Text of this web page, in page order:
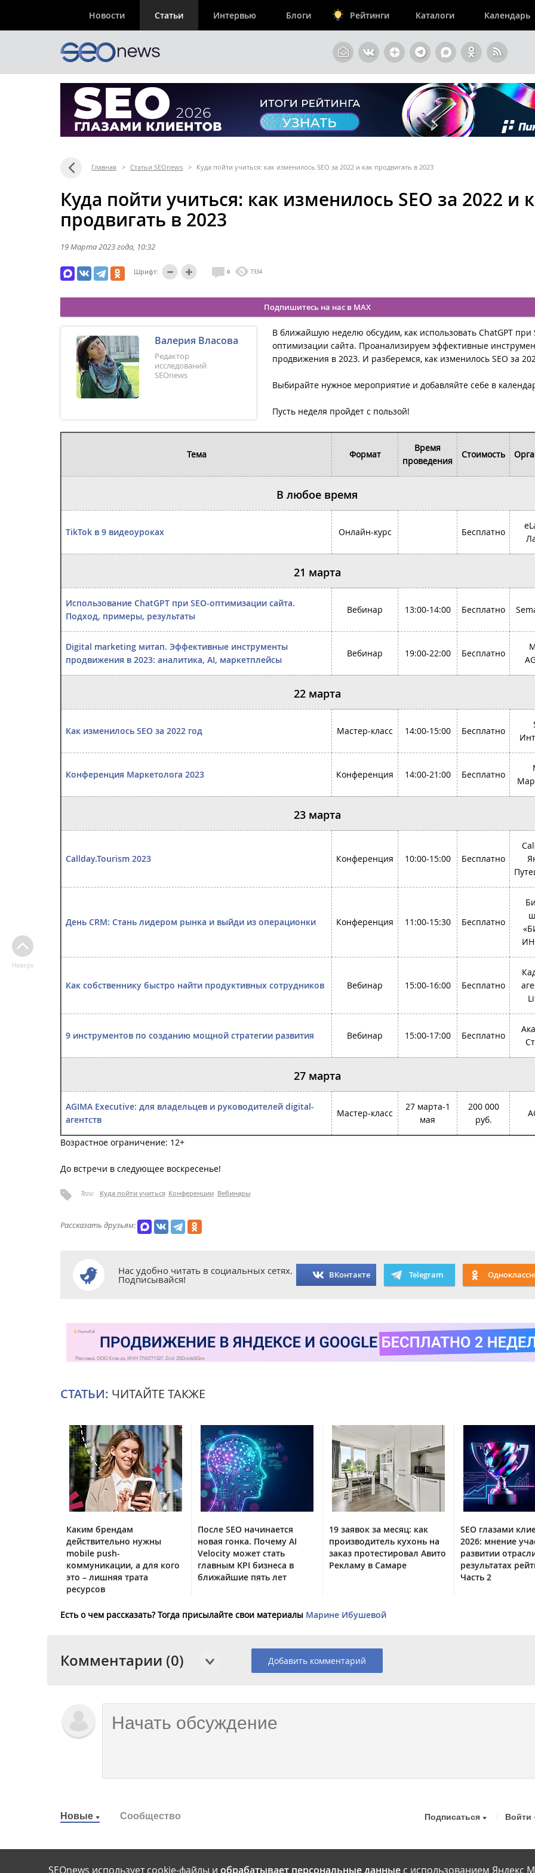
Новости Статьи Интервью Блоги Рейтинги Каталоги Календарь
Главная > Статьи SEOnews > Куда пойти учиться: как изменилось SEO за 2022 и как продвигать в 2023
Куда пойти учиться: как изменилось SEO за 2022 и
продвигать в 2023
19 Марта 2023 года , 10:32
Шрифт: 0 7334
Подпишитесь на нас в MAX
Валерия Власова
Редактор
исследований
SEOnews
В ближайшую неделю обсудим, как использовать ChatGPT при
оптимизации сайта. Проанализируем эффективные
продвижения в 2023. И разберемся, как изменилось SEO за
Выбирайте нужное мероприятие и добавляйте себе в
Пусть неделя пройдет с пользой!
Тема Формат
Время
проведения
Стоимость
В любое время
TikTok в 9 видеоуроках Онлайн-курс Бесплатно
21 марта
Использование ChatGPT при SEO-оптимизации сайта.
Подход, примеры, результаты
Вебинар 13:00-14:00 Бесплатно
Digital marketing митап. Эффективные инструменты
продвижения в 2023: аналитика, AI, маркетплейсы
Вебинар 19:00-22:00 Бесплатно
22 марта
Как изменилось SEO за 2022 год Мастер-класс 14:00-15:00 Бесплатно
Конференция Маркетолога 2023 Конференция 14:00-21:00 Бесплатно
23 марта
Callday.Tourism 2023 Конференция 10:00-15:00 Бесплатно
День CRM: Стань лидером рынка и выйди из операционки Конференция 11:00-15:30 Бесплатно
Как собственнику быстро найти продуктивных сотрудников Вебинар 15:00-16:00 Бесплатно
9 инструментов по созданию мощной стратегии развития Вебинар 15:00-17:00 Бесплатно
27 марта
AGIMA Executive: для владельцев и руководителей digital-
агентств
Мастер-класс
27 марта-1
мая
200 000
руб.
Возрастное ограничение: 12+
До встречи в следующее воскресенье!
Теги: Куда пойти учиться Конференции Вебинары
Рассказать друзьям:
Нас удобно читать в социальных сетях.
Подписывайся! ВКонтакте Telegram
СТАТЬИ: ЧИТАЙТЕ ТАКЖЕ
Каким брендам
действительно нужны
mobile push-
коммуникации, а для кого
это – лишняя трата
ресурсов
После SEO начинается
новая гонка. Почему AI
Velocity может стать
главным KPI бизнеса в
ближайшие пять лет
19 заявок за месяц: как
производитель кухонь на
заказ протестировал Авито
Рекламу в Самаре
SEO глазами
2026: мнение
развитии
результатах
Часть 2
Есть о чем рассказать? Тогда присылайте свои материалы Марине Ибушевой
Комментарии (0) Добавить комментарий
Новые Сообщество Подписаться Войти
Наверх
SEOnews использует cookie-файлы и обрабатывает персональные данныес использованием Яндекс